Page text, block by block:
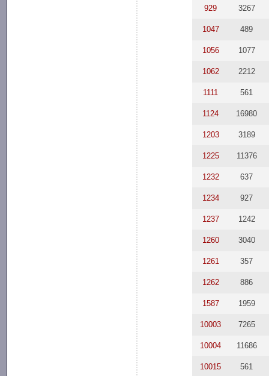
929 3267
1047 489
1056 1077
1062 2212
1111 561
1124 16980
1203 3189
1225 11376
1232 637
1234 927
1237 1242
1260 3040
1261 357
1262 886
1587 1959
10003 7265
10004 11686
10015 561